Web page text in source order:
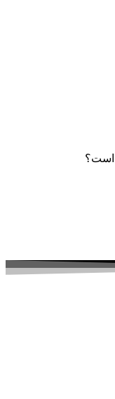
است؟